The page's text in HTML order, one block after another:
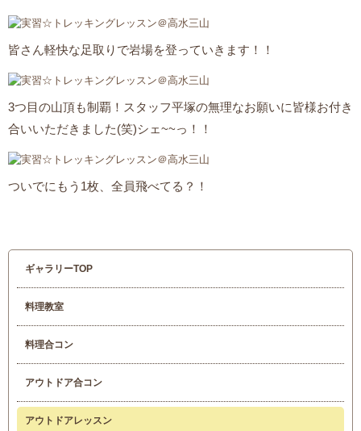
皆さん軽快な足取りで岩場を登っていきます！！
3つ目の山頂も制覇！スタッフ平塚の無理なお願いに皆様お付き
合いいただきました(笑)シェ~~っ！！
ついでにもう1枚、全員飛べてる？！
ギャラリーTOP
料理教室
料理合コン
アウトドア合コン
アウトドアレッスン